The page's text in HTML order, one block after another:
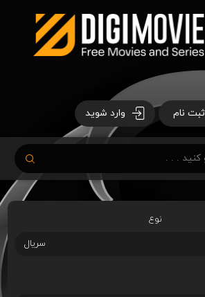
ثبت نام وارد شوید
نوع
سریال